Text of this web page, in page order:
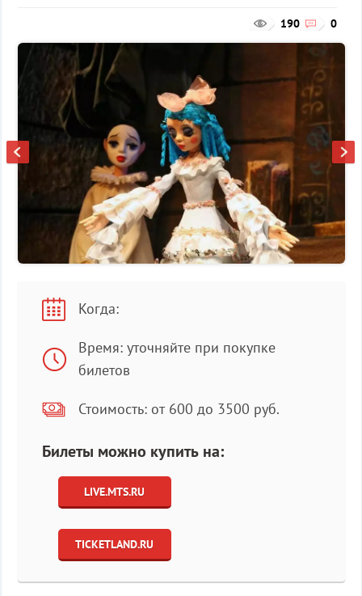
0
190
Когда:
Время: уточняйте при покупке
билетов
Стоимость: от 600 до 3500 руб.
Билеты можно купить на:
LIVE.MTS.RU
TICKETLAND.RU